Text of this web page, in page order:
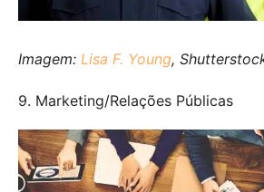
Imagem: Lisa F. Young,
9. Marketing/Relações Públicas